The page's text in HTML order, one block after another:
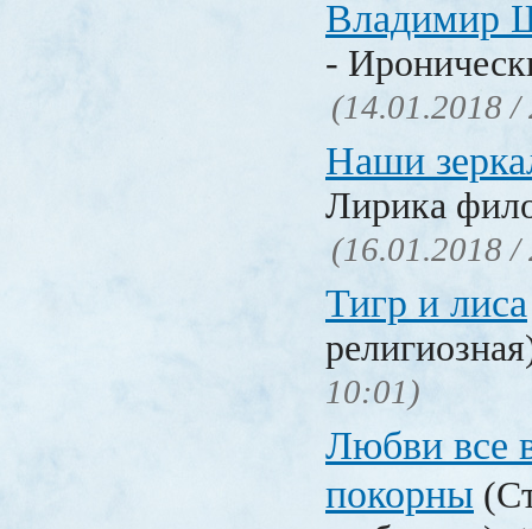
Владимир
-
(14.01.2018 /
Наши
Лирика
(16.01.2018 /
Тигр и лиса
10:01)
Любви все
покорны